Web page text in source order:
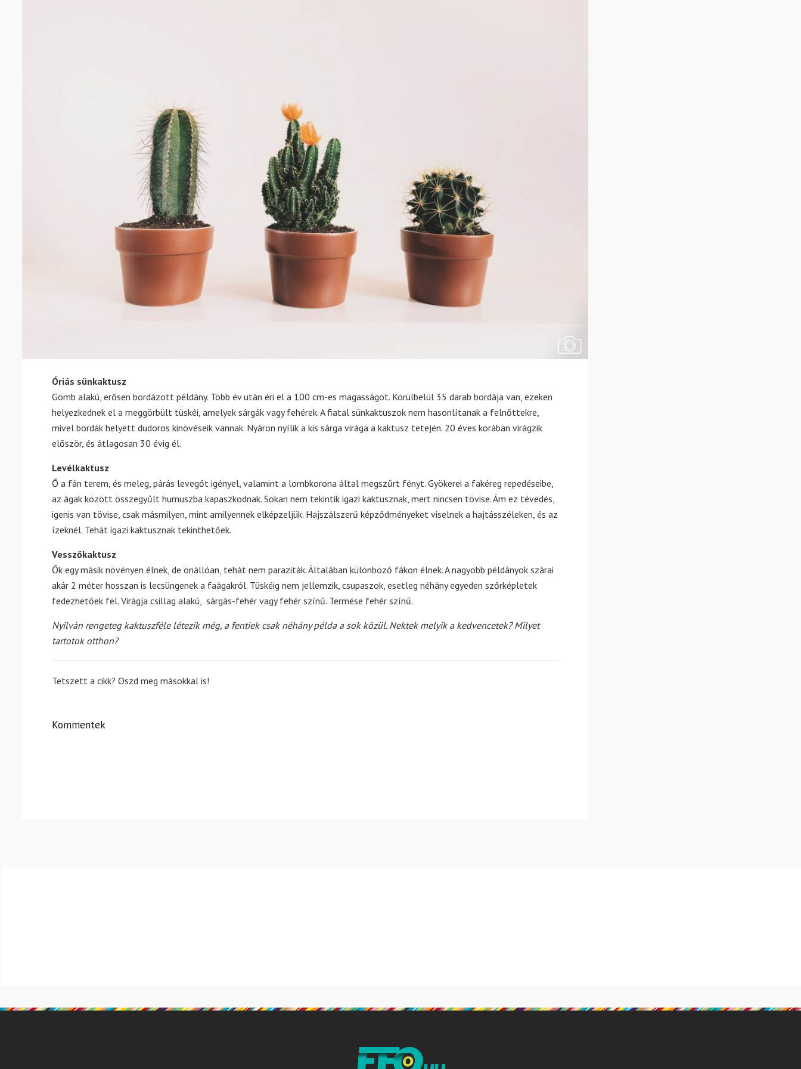
Óriás sünkaktusz
Gömb alakú, erősen bordázott példány. Több év után éri el a 100 cm-es magasságot. Körülbelül 35 darab bordája van, ezeken
helyezkednek el a meggörbült tüskéi, amelyek sárgák vagy fehérek. A fiatal sünkaktuszok nem hasonlítanak a felnőttekre,
mivel bordák helyett dudoros kinövéseik vannak. Nyáron nyílik a kis sárga virága a kaktusz tetején. 20 éves korában virágzik
először, és átlagosan 30 évig él.
Levélkaktusz
Ő a fán terem, és meleg, párás levegőt igényel, valamint a lombkorona által megszűrt fényt. Gyökerei a fakéreg repedéseibe,
az ágak között összegyűlt humuszba kapaszkodnak. Sokan nem tekintik igazi kaktusznak, mert nincsen tövise. Ám ez tévedés,
igenis van tövise, csak másmilyen, mint amilyennek elképzeljük. Hajszálszerű képződményeket viselnek a hajtásszéleken, és az
ízeknél. Tehát igazi kaktusznak tekinthetőek.
Vesszőkaktusz
Ők egy másik növényen élnek, de önállóan, tehát nem paraziták. Általában különböző fákon élnek. A nagyobb példányok szárai
akár 2 méter hosszan is lecsüngenek a faágakról. Tüskéig nem jellemzik, csupaszok, esetleg néhány egyeden szőrképletek
fedezhetőek fel. Virágja csillag alakú, sárgás-fehér vagy fehér színű. Termése fehér színű.
Nyilván rengeteg kaktuszféle létezik még, a fentiek csak néhány példa a sok közül. Nektek melyik a kedvencetek? Milyet
tartotok otthon?
Tetszett a cikk? Oszd meg másokkal is!
Kommentek